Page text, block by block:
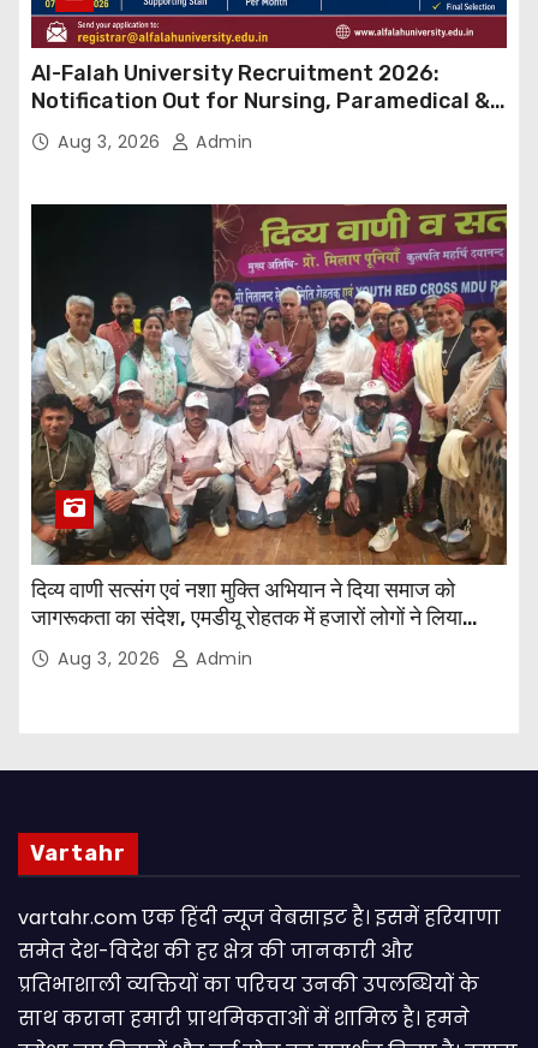
Al-Falah University Recruitment 2026:
Notification Out for Nursing, Paramedical &
Supporting Staff Posts, Apply Through Email
Aug 3, 2026 Admin
दिव्य वाणी सत्संग एवं नशा मुक्ति अभियान ने दिया समाज को
जागरूकता का संदेश, एमडीयू रोहतक में हजारों लोगों ने लिया
संकल्पAug 3, 2026 Admin
Vartahr
vartahr.com एक हिंदी न्यूज वेबसाइट है। इसमें हरियाणा
समेत देश-विदेश की हर क्षेत्र की जानकारी और
प्रतिभाशाली व्यक्तियों का परिचय उनकी उपलब्धियों के
साथ कराना हमारी प्राथमिकताओं में शामिल है। हमने